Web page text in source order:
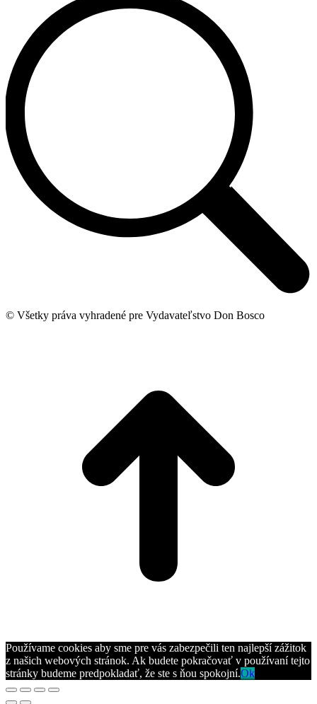
© Všetky práva vyhradené pre Vydavateľstvo Don Bosco
Používame cookies aby sme pre vás zabezpečili ten najlepší zážitok
z našich webových stránok. Ak budete pokračovať v používaní tejto
stránky budeme predpokladať, že ste s ňou spokojní.Ok